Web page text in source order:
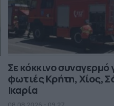
Σε κόκκινο συναγερμό
φωτιές Κρήτη, Χίος,
Ικαρία